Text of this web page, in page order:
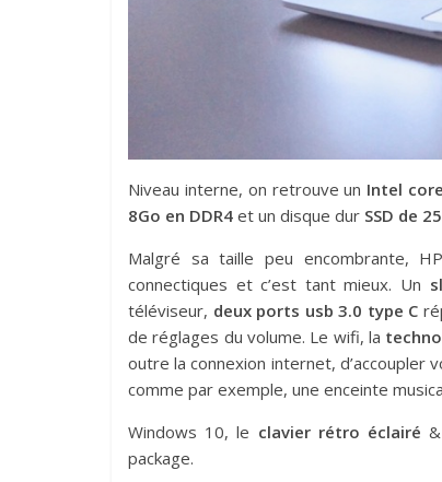
Niveau interne, on retrouve un Intel
8Go en DDR4 et un disque dur SSD de
Malgré sa taille peu encombrante,
connectiques et c’est tant mieux. Un
téléviseur, deux ports usb 3.0 type C
de réglages du volume. Le wifi, la
outre la connexion internet,
comme par exemple, une enceinte
Windows 10, le clavier rétro éclairé
package.